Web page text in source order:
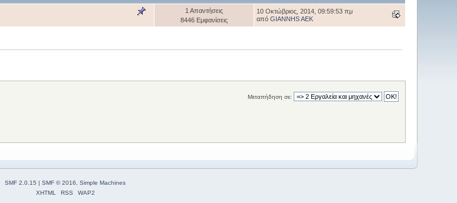
1 Απαντήσεις
8446 Εμφανίσεις
10 Οκτώβριος, 2014, 09:59:53 πμ
απόGIANNHS AEK
Μεταπήδηση σε:
SMF 2.0.15 | SMF © 2016, Simple Machines
XHTML
RSS WAP2